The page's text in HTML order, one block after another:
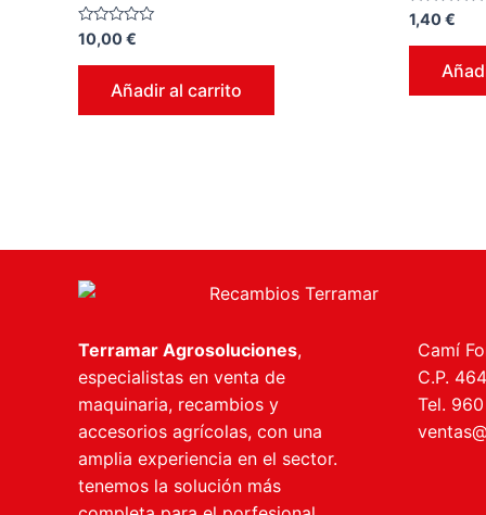
Valorado
en
0
10,00€
Añadir al carrito
Valorado
en
0
1,40€
Terramar Agrosoluciones,
especialistas en venta de
maquinaria, recambios y
accesorios agrícolas, con una
amplia experiencia en el sector.
tenemos la solución más
Camí
C.P.
Tel.